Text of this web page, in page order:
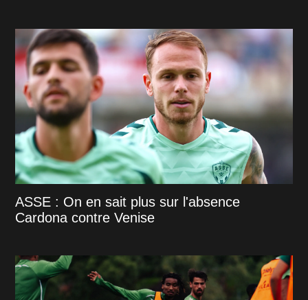
ASSE : On en sait plus sur l'absence
Cardona contre Venise